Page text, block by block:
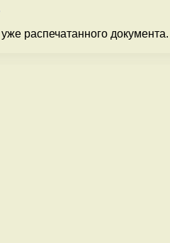
распечатанного